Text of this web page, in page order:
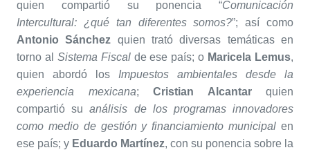
quien compartió su ponencia “Comunicación
Intercultural: ¿qué tan diferentes somos?”; así como
Antonio Sánchez quien trató diversas temáticas en
torno al Sistema Fiscalde ese país; o Maricela Lemus,
quien abordó los Impuestos ambientales desde la
experiencia mexicana; Cristian Alcantarquien
compartió suanálisis de los programas innovadores
como medio de gestión y financiamiento municipal en
ese país; y Eduardo Martínez, con su ponencia sobre la